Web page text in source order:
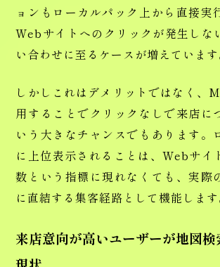
ョンもローカルパック上から直接実
Webサイトへのクリックが発生しな
い合わせに至るケースが増えています
しかしこれはデメリットではなく、
用することでクリックなしで来店に
いう大きなチャンスでもあります。
に上位表示されることは、Webサイ
数という指標に現れなくても、実際
に直結する集客経路として機能します
来店意向が高いユーザーが地図検